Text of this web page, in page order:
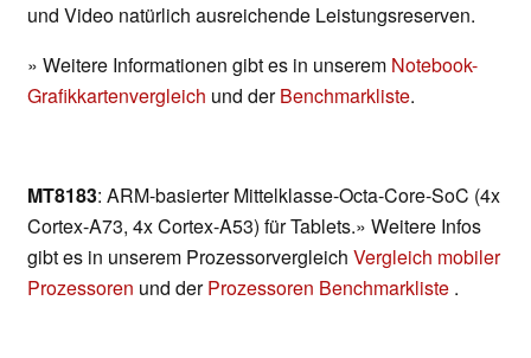
und Video natürlich ausreichende Leistungsreserven.
» Weitere Informationen gibt es in unserem Notebook-
Grafikkartenvergleich und derBenchmarkliste.
MT8183: ARM-basierter Mittelklasse-Octa-Core-SoC (4x
Cortex-A73, 4x Cortex-A53) für Tablets.» Weitere Infos
gibt es in unserem Prozessorvergleich Vergleich mobiler
Prozessoren und derProzessoren Benchmarkliste .